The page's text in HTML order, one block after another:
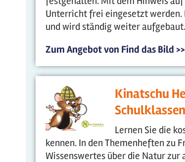
Unterricht frei eingesetzt
und wird ständig weiter aufgebaut.
Zum Angebot von Find das Bild >>
Kinatschu
Schulklassen
Lernen Sie die
kennen. In den Themenheften zu
Wissenswertes über die Natur